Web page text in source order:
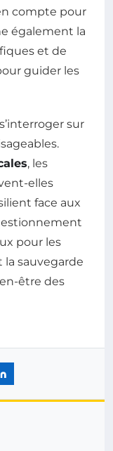
compte pour
également la
et de
guider les
sur
, les
elles
face aux
pour les
sauvegarde
être des